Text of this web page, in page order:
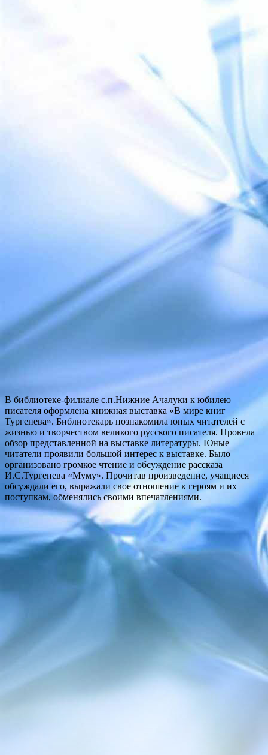
В библиотеке-филиале с.п.Нижние Ачалуки к юбилею
писателя оформлена книжная выставка «В мире книг
Тургенева». Библиотекарь познакомила юных читателей с
жизнью и творчеством великого русского писателя. Провела
обзор представленной на выставке литературы. Юные
читатели проявили большой интерес к выставке. Было
организовано громкое чтение и обсуждение рассказа
И.С.Тургенева «Муму». Прочитав произведение, учащиеся
обсуждали его, выражали свое отношение к героям и их
поступкам, обменялись своими впечатлениями.